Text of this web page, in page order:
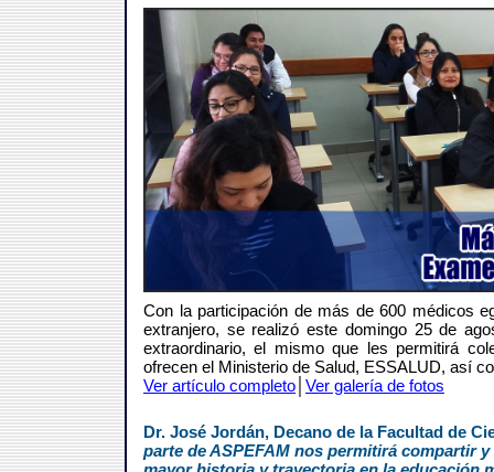
Con la participación de más de 600 médicos
extranjero, se realizó este domingo 25 de
extraordinario, el mismo que les permitirá
ofrecen el Ministerio de Salud, ESSALUD, así
Ver artículo completo Ver galería de fotos
Dr. José Jordán, Decano de la Facultad de
parte de ASPEFAM nos permitirá compartir